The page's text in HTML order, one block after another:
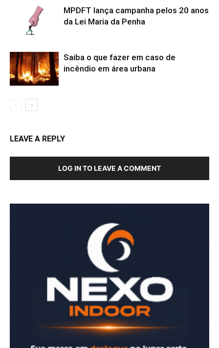
MPDFT lança campanha pelos 20 anos
da Lei Maria da Penha
Saiba o que fazer em caso de
incêndio em área urbana
LEAVE A REPLY
LOG IN TO LEAVE A COMMENT